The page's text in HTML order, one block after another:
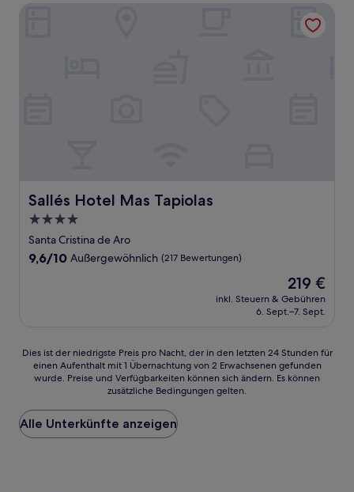
Sallés Hotel Mas Tapiolas
Sallés Hotel Mas Tapiolas
4.0-
Sterne-
Unterkunft
Santa Cristina de Aro
9.6
9,6/10 Außergewöhnlich (217 Bewertungen)
Der
Preis
beträgt
219 €
inkl. Steuern & Gebühren
6. Sept.–7. Sept.
Dies
der
Preis
pro
Nacht,
Dies ist der niedrigste Preis pro Nacht, der in den letzten 24 Stunden für
einen Aufenthalt mit 1 Übernachtung von 2 Erwachsenen gefunden
wurde. Preise und Verfügbarkeiten können sich ändern. Es können
zusätzliche Bedingungen gelten.
Alle Unterkünfte anzeigen